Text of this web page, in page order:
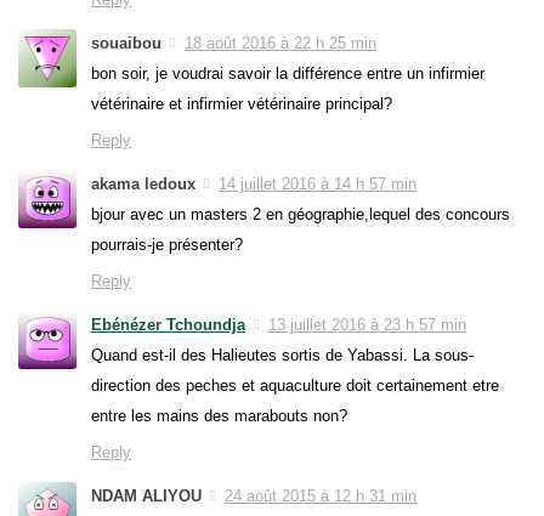
souaibou
18 août 2016 à 22 h 25 min
bon soir, je voudrai savoir la différence entre un infirmier
vétérinaire et infirmier vétérinaire principal?
Reply
akama ledoux
14 juillet 2016 à 14 h 57 min
bjour avec un masters 2 en géographie,lequel des concours
pourrais-je présenter?
Reply
Ebénézer Tchoundja
13 juillet 2016 à 23 h 57 min
Quand est-il des Halieutes sortis de Yabassi. La sous-
direction des peches et aquaculture doit certainement etre
entre les mains des marabouts non?
Reply
NDAM ALIYOU
24 août 2015 à 12 h 31 min